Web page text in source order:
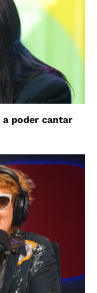
a poder cantar